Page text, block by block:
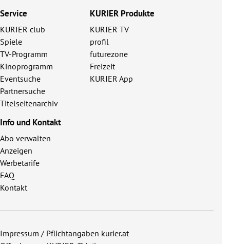
Service
KURIER club
Spiele
TV-Programm
Kinoprogramm
Eventsuche
Partnersuche
Titelseitenarchiv
KURIER Produkte
KURIER TV
profil
futurezone
Freizeit
KURIER App
Info und Kontakt
Abo verwalten
Anzeigen
Werbetarife
FAQ
Kontakt
Impressum / Pflichtangaben kurier.at